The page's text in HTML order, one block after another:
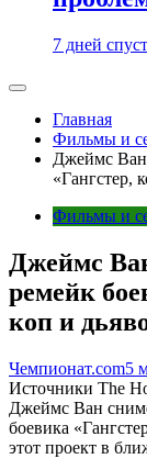
7 дней
Главная
Фильмы и
Джеймс Ван
«Гангстер,
Фильмы и
Джеймс
ремейк
коп и
Чемпионат.com5
Источники The
Джеймс Ван
боевика
этот проект в